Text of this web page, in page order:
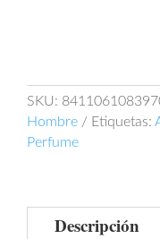
EDP
cantidad
SKU:
Hombre
Etiquetas:
Perfume
Descripción